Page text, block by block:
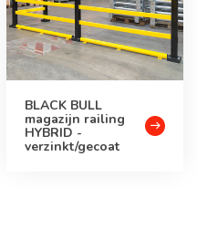
BLACK BULL
magazijn railing
HYBRID -
verzinkt/gecoat